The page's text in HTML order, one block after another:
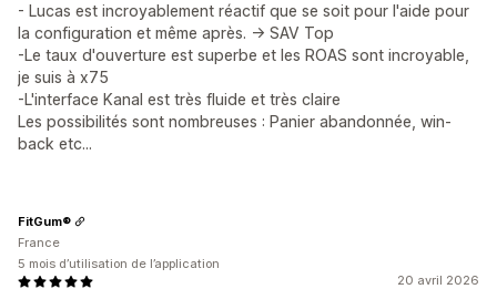
- Lucas est incroyablement réactif que se soit pour l'aide pour
la configuration et même après. -> SAV Top
-Le taux d'ouverture est superbe et les ROAS sont incroyable,
je suis à x75
-L'interface Kanal est très fluide et très claire
Les possibilités sont nombreuses : Panier abandonnée, win-
back etc...
20 avril 2026
FitGum®
France
5 mois d’utilisation de l’application